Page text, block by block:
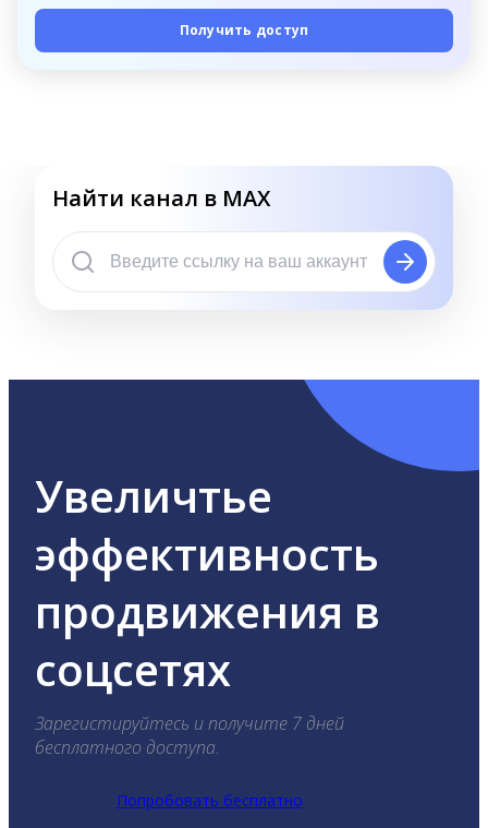
Получить доступ
Найти канал в MAX
Увеличтье
эффективность
продвижения в
соцсетях
Зарегистируйтесь и получите 7 дней
бесплатного доступа.
Попробовать бесплатно